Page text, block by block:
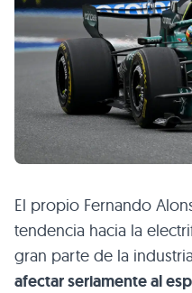
El propio Fernando
tendencia hacia la
gran parte de la
afectar seriamente al